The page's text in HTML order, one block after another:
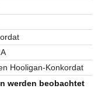
Hooligan-Konkordat
werden beobachtet